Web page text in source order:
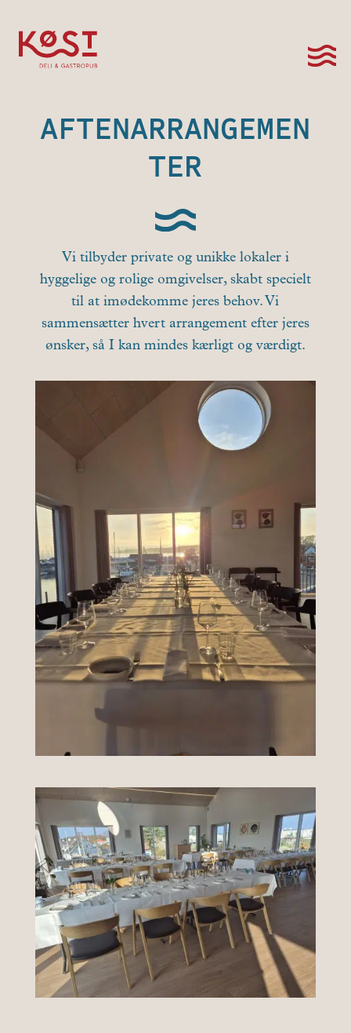
AFTENARRANGEMEN
TER
Vi tilbyder private og unikke lokaler i
hyggelige og rolige omgivelser, skabt specielt
til at imødekomme jeres behov. Vi
sammensætter hvert arrangement efter jeres
ønsker, så I kan mindes kærligt og værdigt.